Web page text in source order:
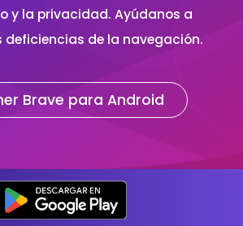
y la privacidad. Ayúdanos a
deficiencias de la navegación.
Brave para Android